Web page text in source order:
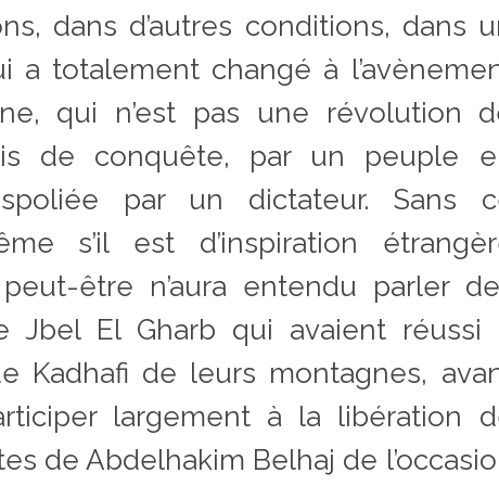
dans d’autres conditions, dans
a totalement changé à
qui n’est pas une révolution
de conquête, par un peuple
par un dictateur. Sans
s’il est d’inspiration
être n’aura entendu parler
Jbel El Gharb qui avaient réussi
Kadhafi de leurs montagnes,
largement à la libération
de Abdelhakim Belhaj de